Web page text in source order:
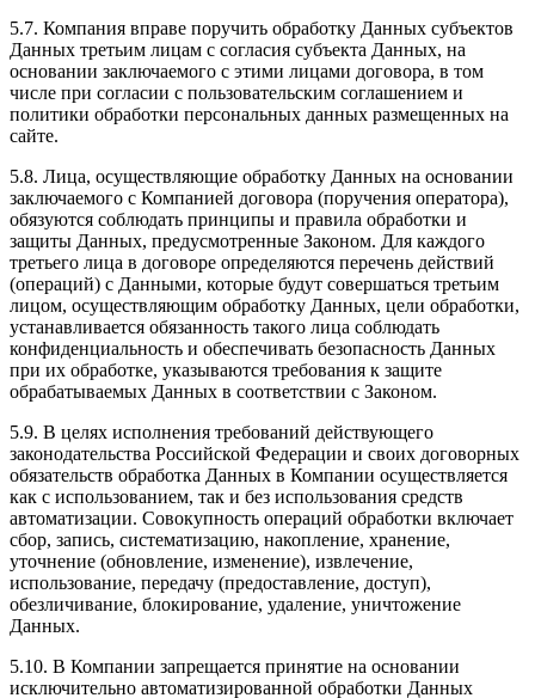
5.7. Компания вправе поручить обработку Данных субъектов
Данных третьим лицам с согласия субъекта Данных, на
основании заключаемого с этими лицами договора, в том
числе при согласии с пользовательским соглашением и
политики обработки персональных данных размещенных на
сайте.
5.8. Лица, осуществляющие обработку Данных на основании
заключаемого с Компанией договора (поручения оператора),
обязуются соблюдать принципы и правила обработки и
защиты Данных, предусмотренные Законом. Для каждого
третьего лица в договоре определяются перечень действий
(операций) с Данными, которые будут совершаться третьим
лицом, осуществляющим обработку Данных, цели обработки,
устанавливается обязанность такого лица соблюдать
конфиденциальность и обеспечивать безопасность Данных
при их обработке, указываются требования к защите
обрабатываемых Данных в соответствии с Законом.
5.9. В целях исполнения требований действующего
законодательства Российской Федерации и своих договорных
обязательств обработка Данных в Компании осуществляется
как с использованием, так и без использования средств
автоматизации. Совокупность операций обработки включает
сбор, запись, систематизацию, накопление, хранение,
уточнение (обновление, изменение), извлечение,
использование, передачу (предоставление, доступ),
обезличивание, блокирование, удаление, уничтожение
Данных.
5.10. В Компании запрещается принятие на основании
исключительно автоматизированной обработки Данных